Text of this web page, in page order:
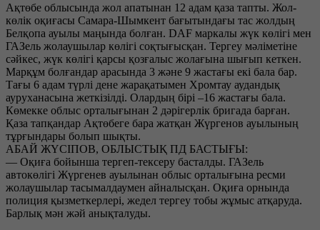
Ақтөбе облысында жол апатынан 12 адам қаза тапты. Жол-
көлік оқиғасы Самара-Шымкент бағытындағы тас жолдың
Белқопа ауылы маңында болған. DAF маркалы жүк көлігі мен
ГАЗель жолаушылар көлігі соқтығысқан. Тергеу мәліметіне
сәйкес, жүк көлігі қарсы қозғалыс жолағына шығып кеткен.
Марқұм болғандар арасында 3 және 9 жастағы екі бала бар.
Тағы 6 адам түрлі дене жарақатымен Хромтау аудандық
ауруханасына жеткізілді. Олардың бірі –16 жастағы бала.
Көмекке облыс орталығынан 2 дәрігерлік бригада барған.
Қаза тапқандар Ақтөбеге бара жатқан Жүргенов ауылының
тұрғындары болып шықты.
АБАЙ ЖҮСІПОВ, ОБЛЫСТЫҚ ПД БАСТЫҒЫ:
— Оқиға бойынша тергеп-тексеру басталды. ГАЗель
автокөлігі Жүргенев ауылынан облыс орталығына ресми
жолаушылар тасымалдаумен айналысқан. Оқиға орнында
полиция қызметкерлері, жедел тергеу тобы жұмыс атқаруда.
Барлық мән жәй анықталуды.